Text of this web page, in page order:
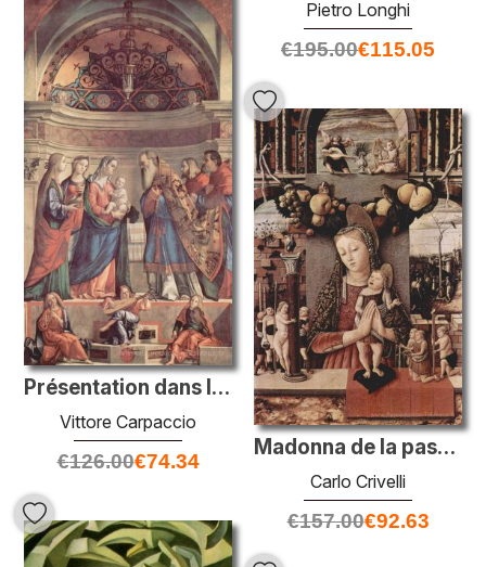
Pietro Longhi
€195.00€115.05
Présentation dans le temple
Vittore Carpaccio
€126.00€74.34
Madonna de la passion
Carlo Crivelli
€157.00€92.63